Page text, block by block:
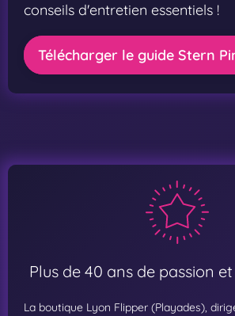
conseils d'entretien essentiels !
Télécharger le guide Stern
Plus de 40 ans de passion
La boutique Lyon Flipper (Playades),